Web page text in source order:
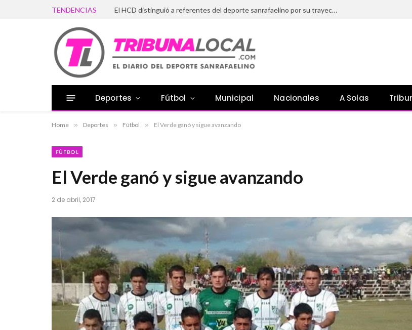
TENDENCIAS El HCD distinguió a referentes del deporte sanrafaelino por su trayectoria y aporte a la comunidad
Deportes Fútbol Municipal Nacionales A Solas
Home » Deportes » Fútbol » El Verde ganó y sigue avanzando
FÚTBOL
El Verde ganó y sigue avanzando
2 de abril, 2017